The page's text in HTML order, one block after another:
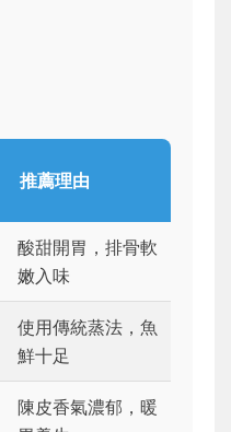
推薦理由
酸甜開胃，排骨軟
嫩入味
使用傳統蒸法，魚
鮮十足
陳皮香氣濃郁，暖